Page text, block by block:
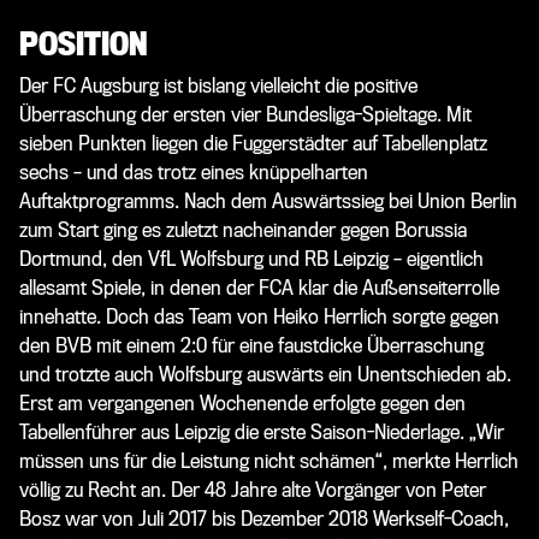
POSITION
Der FC Augsburg ist bislang vielleicht die positive
Überraschung der ersten vier Bundesliga-Spieltage. Mit
sieben Punkten liegen die Fuggerstädter auf Tabellenplatz
sechs – und das trotz eines knüppelharten
Auftaktprogramms. Nach dem Auswärtssieg bei Union Berlin
zum Start ging es zuletzt nacheinander gegen Borussia
Dortmund, den VfL Wolfsburg und RB Leipzig – eigentlich
allesamt Spiele, in denen der FCA klar die Außenseiterrolle
innehatte. Doch das Team von Heiko Herrlich sorgte gegen
den BVB mit einem 2:0 für eine faustdicke Überraschung
und trotzte auch Wolfsburg auswärts ein Unentschieden ab.
Erst am vergangenen Wochenende erfolgte gegen den
Tabellenführer aus Leipzig die erste Saison-Niederlage. „Wir
müssen uns für die Leistung nicht schämen“, merkte Herrlich
völlig zu Recht an. Der 48 Jahre alte Vorgänger von Peter
Bosz war von Juli 2017 bis Dezember 2018 Werkself-Coach,